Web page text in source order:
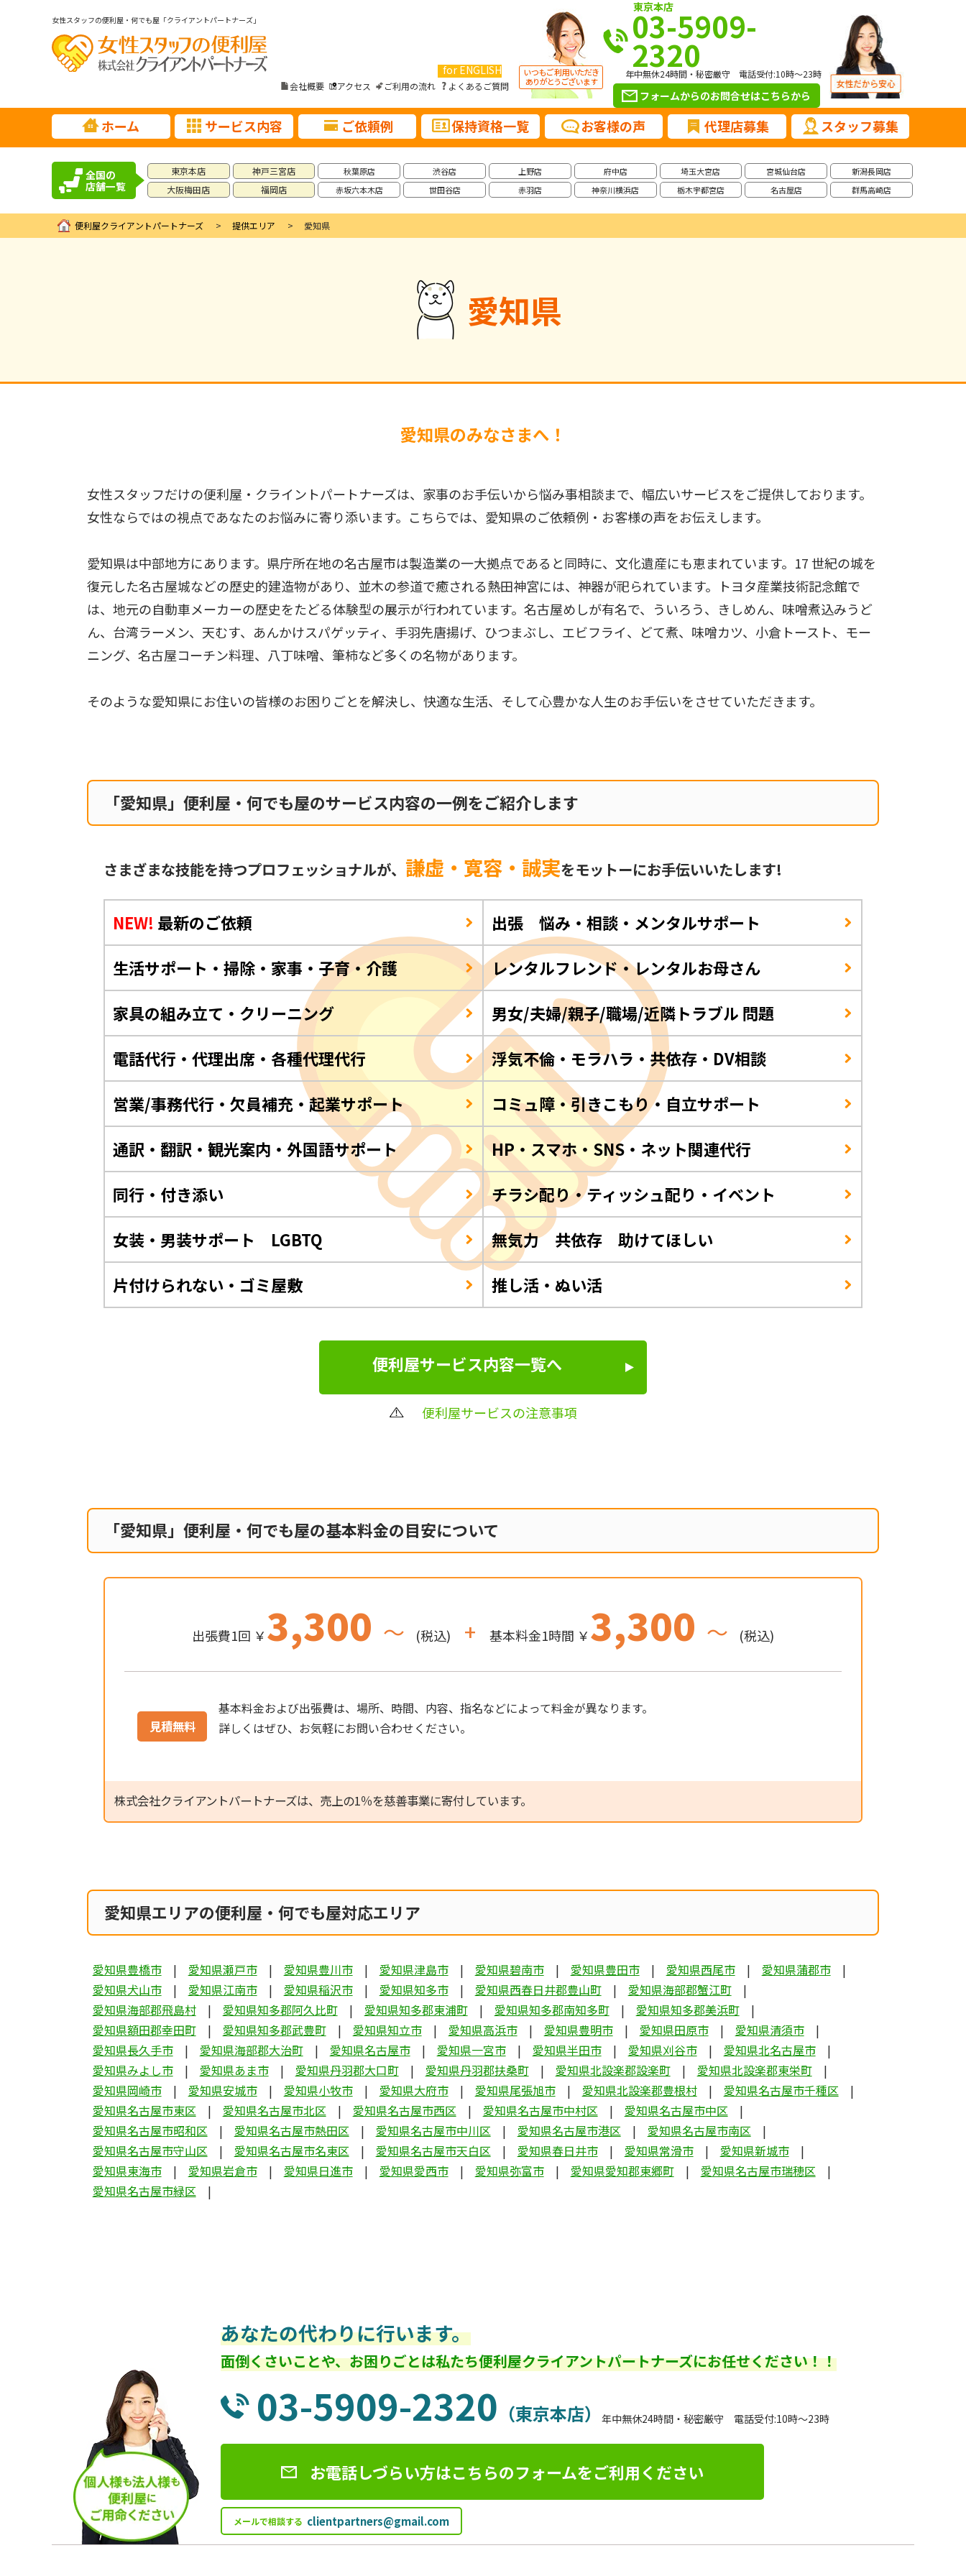
女性スタッフの便利屋・何でも屋「クライアントパートナーズ」
for ENGLISH
会社概要 アクセス ご利用の流れ よくあるご質問
東京本店
03-5909-
2320
年中無休24時間・秘密厳守 電話受付:10時～23時
フォームからのお問合せはこちらから
ホーム サービス内容 ご依頼例 保持資格一覧 お客様の声 代理店募集 スタッフ募集
全国の
店舗一覧
東京本店
大阪梅田店
神戸三宮店
福岡店
秋葉原店
赤坂六本木店
渋谷店
世田谷店
上野店
赤羽店
府中店
神奈川横浜店
埼玉大宮店
栃木宇都宮店
宮城仙台店
名古屋店
新潟長岡店
群馬高崎店
便利屋クライアントパートナーズ 提供エリア 愛知県
愛知県
愛知県のみなさまへ！
女性スタッフだけの便利屋・クライントパートナーズは、家事のお手伝いから悩み事相談まで、幅広いサービスをご提供しております。
女性ならではの視点であなたのお悩みに寄り添います。こちらでは、愛知県のご依頼例・お客様の声をお伝えします。
愛知県は中部地方にあります。県庁所在地の名古屋市は製造業の一大拠点であると同時に、文化遺産にも恵まれています。17 世紀の城を
復元した名古屋城などの歴史的建造物があり、並木の参道で癒される熱田神宮には、神器が祀られています。トヨタ産業技術記念館で
は、地元の自動車メーカーの歴史をたどる体験型の展示が行われています。名古屋めしが有名で、ういろう、きしめん、味噌煮込みうど
ん、台湾ラーメン、天むす、あんかけスパゲッティ、手羽先唐揚げ、ひつまぶし、エビフライ、どて煮、味噌カツ、小倉トースト、モー
ニング、名古屋コーチン料理、八丁味噌、筆柿など多くの名物があります。
そのような愛知県にお住いの皆様のお困りごとを解決し、快適な生活、そして心豊かな人生のお手伝いをさせていただきます。
「愛知県」便利屋・何でも屋のサービス内容の一例をご紹介します
さまざまな技能を持つプロフェッショナルが、謙虚・寛容・誠実をモットーにお手伝いいたします!
NEW! 最新のご依頼
出張 悩み・相談・メンタルサポート
生活サポート・掃除・家事・子育・介護
レンタルフレンド・レンタルお母さん
家具の組み立て・クリーニング
男女/夫婦/親子/職場/近隣トラブル 問題
電話代行・代理出席・各種代理代行
浮気不倫・モラハラ・共依存・DV相談
営業/事務代行・欠員補充・起業サポート
コミュ障・引きこもり・自立サポート
通訳・翻訳・観光案内・外国語サポート
HP・スマホ・SNS・ネット関連代行
同行・付き添い
チラシ配り・ティッシュ配り・イベント
女装・男装サポート LGBTQ
無気力 共依存 助けてほしい
片付けられない・ゴミ屋敷
推し活・ぬい活
便利屋サービス内容一覧へ
便利屋サービスの注意事項
「愛知県」便利屋・何でも屋の基本料金の目安について
出張費1回 ￥3,300 ～ (税込) + 基本料金1時間 ￥3,300 ～ (税込)
見積無料
基本料金および出張費は、場所、時間、内容、指名などによって料金が異なります。
詳しくはぜひ、お気軽にお問い合わせください。
株式会社クライアントパートナーズは、売上の1％を慈善事業に寄付しています。
愛知県エリアの便利屋・何でも屋対応エリア
愛知県豊橋市 愛知県瀬戸市 愛知県豊川市 愛知県津島市 愛知県碧南市 愛知県豊田市 愛知県西尾市
愛知県蒲郡市
愛知県犬山市
愛知県江南市 愛知県稲沢市 愛知県知多市 愛知県西春日井郡豊山町
愛知県海部郡蟹江町
愛知県海部郡飛島村
愛知県知多郡阿久比町 愛知県知多郡東浦町 愛知県知多郡南知多町
愛知県知多郡美浜町
愛知県額田郡幸田町
愛知県知多郡武豊町 愛知県知立市 愛知県高浜市 愛知県豊明市 愛知県田原市
愛知県清須市
愛知県長久手市
愛知県海部郡大治町 愛知県名古屋市 愛知県一宮市 愛知県半田市 愛知県刈谷市
愛知県北名古屋市
愛知県みよし市
愛知県あま市 愛知県丹羽郡大口町 愛知県丹羽郡扶桑町 愛知県北設楽郡設楽町
愛知県北設楽郡東栄町
愛知県岡崎市
愛知県安城市 愛知県小牧市 愛知県大府市 愛知県尾張旭市 愛知県北設楽郡豊根村
愛知県名古屋市千種区
愛知県名古屋市東区
愛知県名古屋市北区 愛知県名古屋市西区 愛知県名古屋市中村区
愛知県名古屋市中区
愛知県名古屋市昭和区
愛知県名古屋市熱田区 愛知県名古屋市中川区 愛知県名古屋市港区
愛知県名古屋市南区
愛知県名古屋市守山区
愛知県名古屋市名東区 愛知県名古屋市天白区 愛知県春日井市 愛知県常滑市
愛知県新城市
愛知県東海市
愛知県岩倉市 愛知県日進市 愛知県愛西市 愛知県弥富市 愛知県愛知郡東郷町
愛知県名古屋市瑞穂区
愛知県名古屋市緑区
あなたの代わりに行います。
面倒くさいことや、お困りごとは私たち便利屋クライアントパートナーズにお任せください！！
03-5909-2320 （東京本店） 年中無休24時間・秘密厳守 電話受付:10時～23時
お電話しづらい方はこちらのフォームをご利用ください
メールで相談する clientpartners@gmail.com